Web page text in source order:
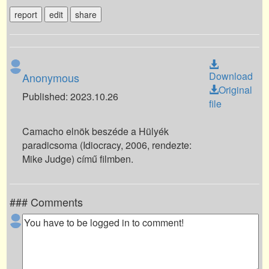
report edit share
Anonymous
Published: 2023.10.26
Download
Original
file
Camacho elnök beszéde a Hülyék
paradicsoma (Idiocracy, 2006, rendezte:
Mike Judge) című filmben.
### Comments